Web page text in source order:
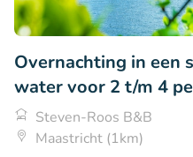
Overnachting in een
water voor 2 t/m 4
Steven-Roos B&B
Maastricht (1km)